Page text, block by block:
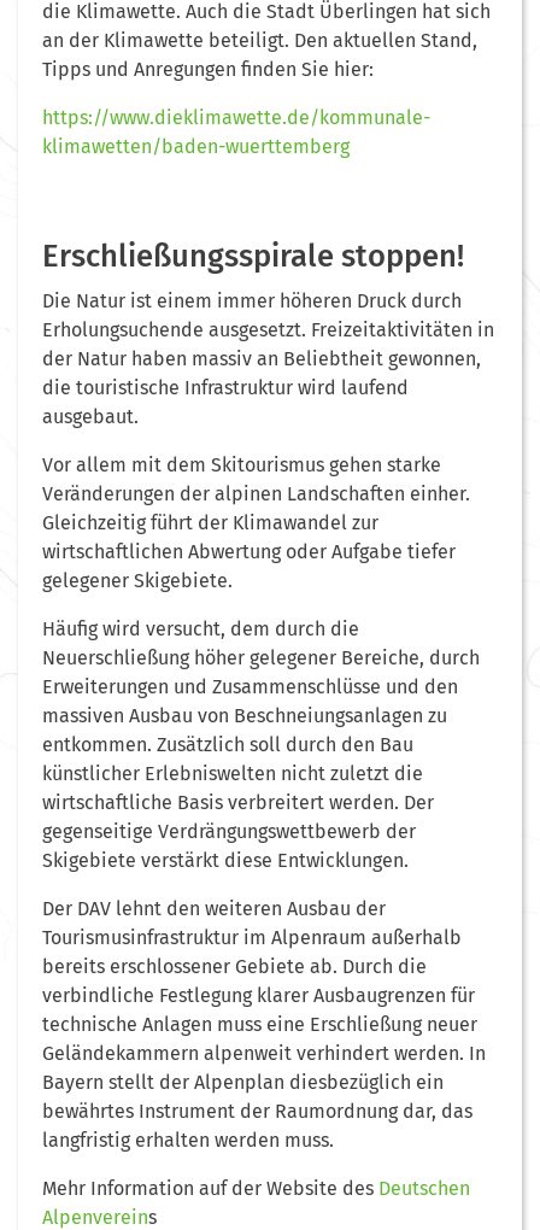
die Klimawette. Auch die Stadt Überlingen hat sich
an der Klimawette beteiligt. Den aktuellen Stand,
Tipps und Anregungen finden Sie hier:
https://www.dieklimawette.de/kommunale-
klimawetten/baden-wuerttemberg
Erschließungsspirale stoppen!
Die Natur ist einem immer höheren Druck durch
Erholungsuchende ausgesetzt. Freizeitaktivitäten in
der Natur haben massiv an Beliebtheit gewonnen,
die touristische Infrastruktur wird laufend
ausgebaut.
Vor allem mit dem Skitourismus gehen starke
Veränderungen der alpinen Landschaften ein­her.
Gleichzei­tig führt der Klimawandel zur
wirtschaftlichen Abwertung oder Aufgabe tiefer
gelegener Skigebiete.
Häufig wird versucht, dem durch die
Neuerschließung höher gelegener Bereiche, durch
Erweiterun­gen und Zusammenschlüsse und den
massiven Ausbau von Be­schneiungsanlagen zu
entkommen. Zusätzlich soll durch den Bau
künstlicher Erlebnis­welten nicht zuletzt die
wirtschaftliche Basis verbreitert werden. Der
gegenseitige Verdrängungswettbewerb der
Skigebiete verstärkt diese Entwicklungen.
Der DAV lehnt den weiteren Ausbau der
Tourismusinfrastruktur im Alpenraum außerhalb
bereits erschlossener Gebiete ab. Durch die
verbindliche Festlegung klarer Ausbaugrenzen für
technische Anlagen muss eine Erschließung neuer
Geländekammern alpenweit verhindert werden. In
Bayern stellt der Alpenplan diesbezüglich ein
bewährtes Instrument der Raum­ordnung dar, das
langfristig erhalten werden muss.
Mehr Information auf der Website des Deutschen
Alpenvereins